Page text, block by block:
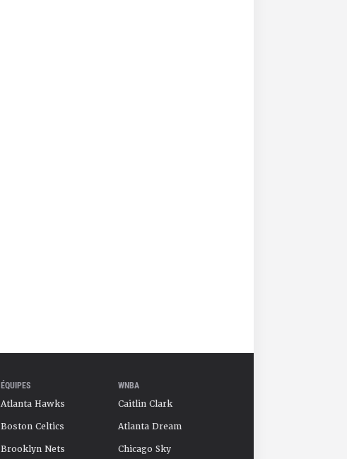
ÉQUIPES
Atlanta Hawks
Boston Celtics
Brooklyn Nets
WNBA
Caitlin Clark
Atlanta Dream
Chicago Sky